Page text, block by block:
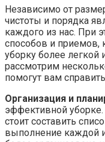
Независимо от
чистоты и порядка
каждого из нас. При
способов и приемов,
уборку более легкой
рассмотрим
помогут вам
Организация и
эффективной
стоит составить
выполнение каждой